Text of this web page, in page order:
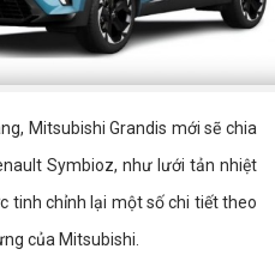
Mitsubishi Grandis mới sẽ chia
Symbioz, như lưới tản nhiệt
tinh chỉnh lại một số chi tiết theo
của Mitsubishi.